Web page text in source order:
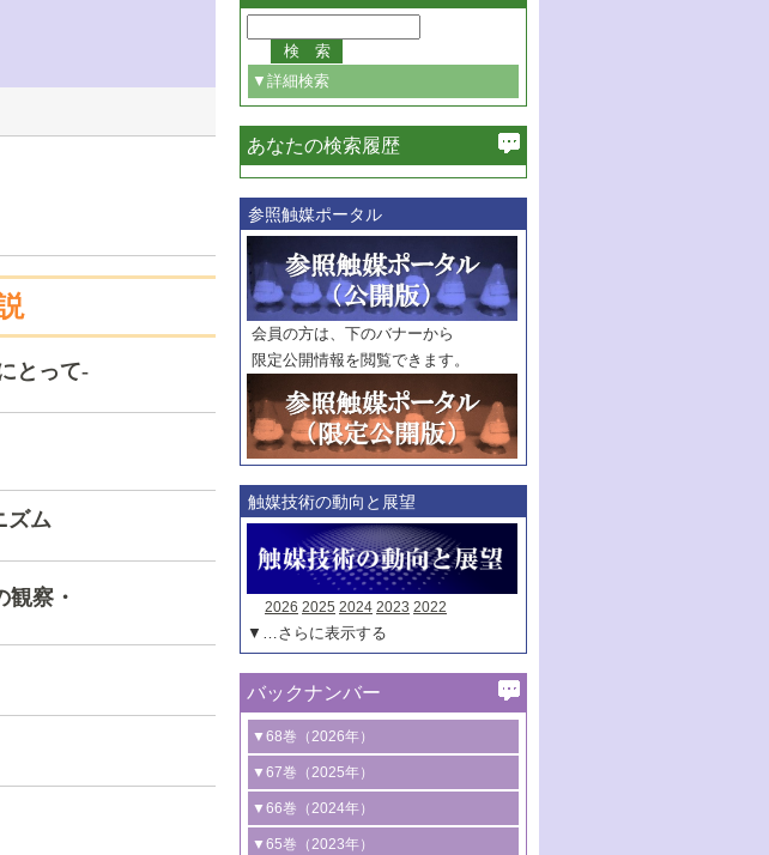
とって-
ズム
観察・
▼詳細検索
必ず含む
巻・号指定
巻
号
範囲指定
巻
号～
巻
号
触媒年鑑
年度
記事種別
マーク：
マークあり
あなたの検索履歴
参照触媒ポータル
会員の方は、下のバナーから
限定公開情報を閲覧できます。
触媒技術の動向と展望
2026 2025 2024 2023 2022
▼…さらに表示する
バックナンバー
▼68巻（2026年）
1号 過酸化水素合成に関する研究動向
2号 コンピューター技術により加速する
触媒開発
▼67巻（2025年）
1号 CO
水素化によるグリーン燃料/グリ
ーンケミカル製造
▼66巻（2024年）
1号 低次元ナノ構造を有する触媒材料
▼65巻（2023年）